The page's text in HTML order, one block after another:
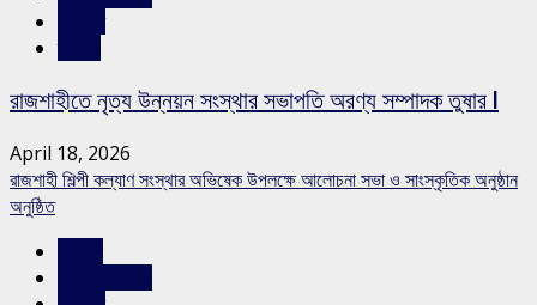
রাজশাহীতে নৃত্য উন্নয়ন সংস্থার সভাপতি অরণ্য সম্পাদক তুষার l
April 18, 2026
রাজশাহী শিল্পী কল্যাণ সংস্থার অভিষেক উপলক্ষে আলোচনা সভা ও সাংস্কৃতিক অনুষ্ঠান
অনুষ্ঠিত